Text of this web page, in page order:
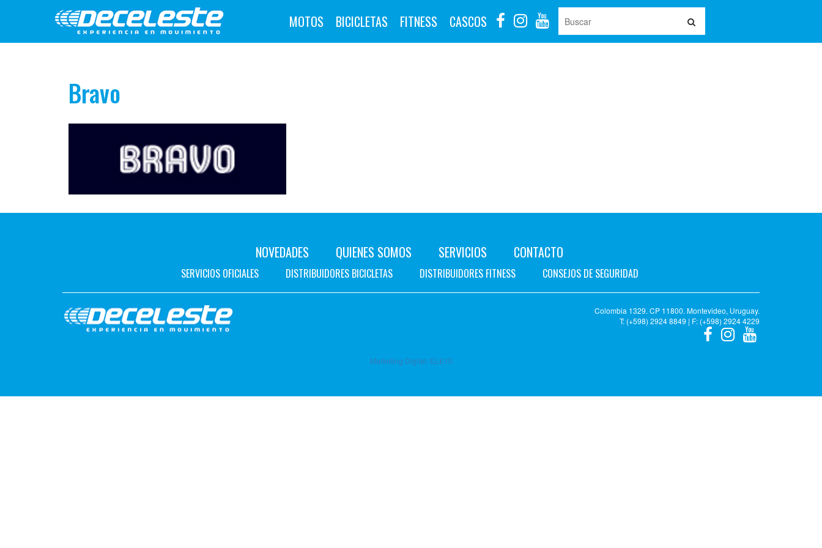
MOTOS BICICLETAS FITNESS CASCOS
Bravo
NOVEDADES QUIENES SOMOS SERVICIOS CONTACTO
SERVICIOS OFICIALES DISTRIBUIDORES BICICLETAS DISTRIBUIDORES FITNESS CONSEJOS DE SEGURIDAD
Colombia 1329. CP 11800. Montevideo, Uruguay.
T: (+598) 2924 8849 | F: (+598) 2924 4229
Marketing Digital: ELE10